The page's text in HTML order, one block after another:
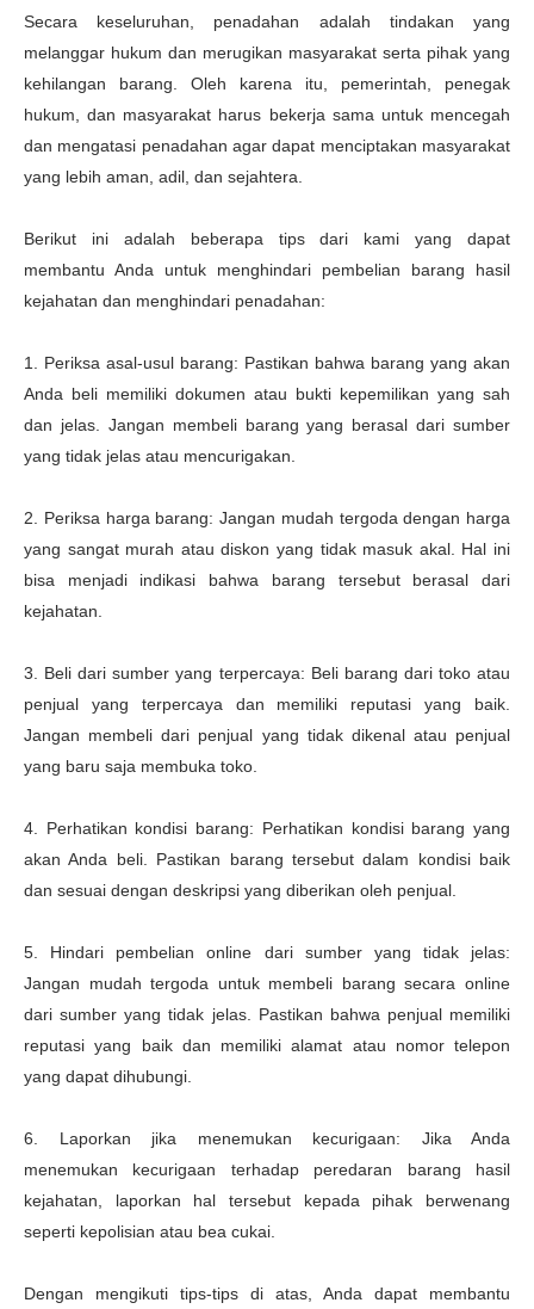
Secara keseluruhan, penadahan adalah tindakan yang
melanggar hukum dan merugikan masyarakat serta pihak yang
kehilangan barang. Oleh karena itu, pemerintah, penegak
hukum, dan masyarakat harus bekerja sama untuk mencegah
dan mengatasi penadahan agar dapat menciptakan masyarakat
yang lebih aman, adil, dan sejahtera.
Berikut ini adalah beberapa tips dari kami yang dapat
membantu Anda untuk menghindari pembelian barang hasil
kejahatan dan menghindari penadahan:
1. Periksa asal-usul barang: Pastikan bahwa barang yang akan
Anda beli memiliki dokumen atau bukti kepemilikan yang sah
dan jelas. Jangan membeli barang yang berasal dari sumber
yang tidak jelas atau mencurigakan.
2. Periksa harga barang: Jangan mudah tergoda dengan harga
yang sangat murah atau diskon yang tidak masuk akal. Hal ini
bisa menjadi indikasi bahwa barang tersebut berasal dari
kejahatan.
3. Beli dari sumber yang terpercaya: Beli barang dari toko atau
penjual yang terpercaya dan memiliki reputasi yang baik.
Jangan membeli dari penjual yang tidak dikenal atau penjual
yang baru saja membuka toko.
4. Perhatikan kondisi barang: Perhatikan kondisi barang yang
akan Anda beli. Pastikan barang tersebut dalam kondisi baik
dan sesuai dengan deskripsi yang diberikan oleh penjual.
5. Hindari pembelian online dari sumber yang tidak jelas:
Jangan mudah tergoda untuk membeli barang secara online
dari sumber yang tidak jelas. Pastikan bahwa penjual memiliki
reputasi yang baik dan memiliki alamat atau nomor telepon
yang dapat dihubungi.
6. Laporkan jika menemukan kecurigaan: Jika Anda
menemukan kecurigaan terhadap peredaran barang hasil
kejahatan, laporkan hal tersebut kepada pihak berwenang
seperti kepolisian atau bea cukai.
Dengan mengikuti tips-tips di atas, Anda dapat membantu